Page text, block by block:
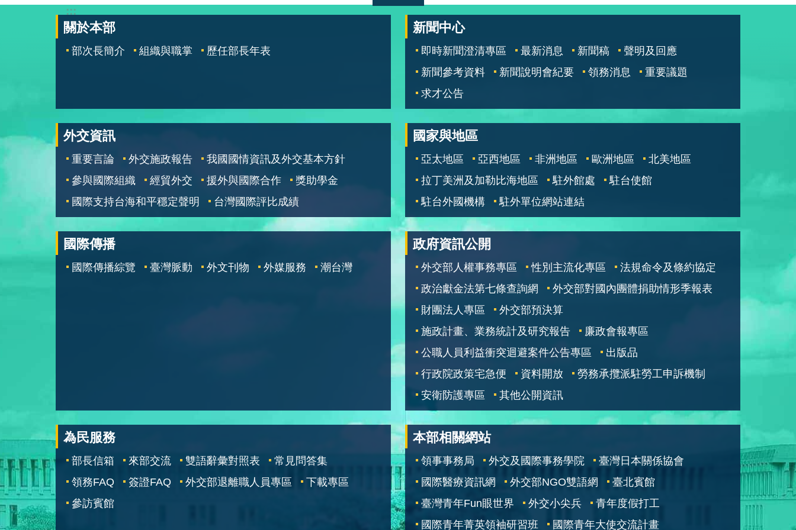
:::
關於本部
部次長簡介 組織與職掌 歷任部長年表
新聞中心
即時新聞澄清專區 最新消息 新聞稿
聲明及回應
新聞參考資料
新聞說明會紀要 領務消息
重要議題
求才公告
外交資訊
重要言論 外交施政報告
我國國情資訊及外交基本方針
參與國際組織
經貿外交 援外與國際合作
獎助學金
國際支持台海和平穩定聲明
台灣國際評比成績
國家與地區
亞太地區 亞西地區 非洲地區 歐洲地區
北美地區
拉丁美洲及加勒比海地區
駐外館處
駐台使館
駐台外國機構
駐外單位網站連結
國際傳播
國際傳播綜覽 臺灣脈動 外文刊物 外媒服務 潮台灣
政府資訊公開
外交部人權事務專區 性別主流化專區
法規命令及條約協定
政治獻金法第七條查詢網
外交部對國內團體捐助情形季報表
財團法人專區
外交部預決算
施政計畫、業務統計及研究報告
廉政會報專區
公職人員利益衝突迴避案件公告專區
出版品
行政院政策宅急便
資料開放
勞務承攬派駐勞工申訴機制
安衛防護專區
其他公開資訊
為民服務
部長信箱 來部交流 雙語辭彙對照表
常見問答集
領務FAQ
簽證FAQ 外交部退離職人員專區
下載專區
參訪賓館
本部相關網站
領事事務局 外交及國際事務學院
臺灣日本關係協會
國際醫療資訊網
外交部NGO雙語網
臺北賓館
臺灣青年Fun眼世界
外交小尖兵
青年度假打工
國際青年菁英領袖研習班
國際青年大使交流計畫